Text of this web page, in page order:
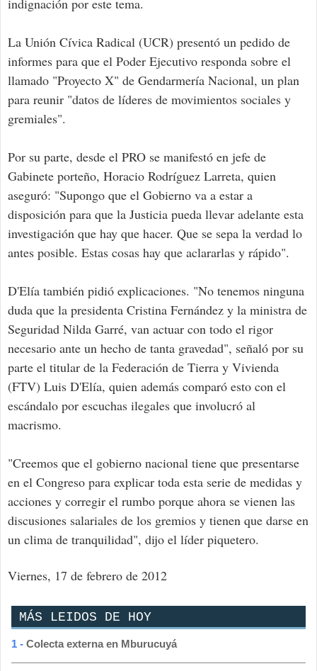
indignación por este tema.
La Unión Cívica Radical (UCR) presentó un pedido de
informes para que el Poder Ejecutivo responda sobre el
llamado "Proyecto X" de Gendarmería Nacional, un plan
para reunir "datos de líderes de movimientos sociales y
gremiales".
Por su parte, desde el PRO se manifestó en jefe de
Gabinete porteño, Horacio Rodríguez Larreta, quien
aseguró: "Supongo que el Gobierno va a estar a
disposición para que la Justicia pueda llevar adelante esta
investigación que hay que hacer. Que se sepa la verdad lo
antes posible. Estas cosas hay que aclararlas y rápido".
D'Elía también pidió explicaciones. "No tenemos ninguna
duda que la presidenta Cristina Fernández y la ministra de
Seguridad Nilda Garré, van actuar con todo el rigor
necesario ante un hecho de tanta gravedad", señaló por su
parte el titular de la Federación de Tierra y Vivienda
(FTV) Luis D'Elía, quien además comparó esto con el
escándalo por escuchas ilegales que involucró al
macrismo.
"Creemos que el gobierno nacional tiene que presentarse
en el Congreso para explicar toda esta serie de medidas y
acciones y corregir el rumbo porque ahora se vienen las
discusiones salariales de los gremios y tienen que darse en
un clima de tranquilidad", dijo el líder piquetero.
Viernes, 17 de febrero de 2012
MÁS LEIDOS DE HOY
1 - Colecta externa en Mburucuyá